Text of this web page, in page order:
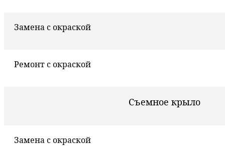
Замена с окраской
Ремонт с окраской
Съемное крыло
Замена с окраской